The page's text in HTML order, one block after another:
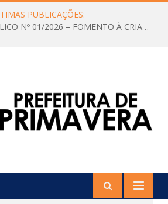
PUBLICAÇÕES:
CHAMAMENTO PÚBLICO Nº 01/2026 – FOMENTO À CRIAÇÃO E A CIRCULAÇÃO DE PRODUÇÕES CULTURAIS – Aldir Blanc